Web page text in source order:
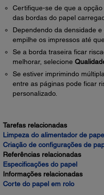
Certifique-se de que a opção
das bordas do papel
Dependendo da densidade
empilhe os impressos até
Se a borda traseira ficar
melhorar, selecione
Se estiver imprimindo
entre as páginas pode ficar
personalizado.
Tarefas relacionadas
Limpeza do alimentador de
Criação de configurações de
Referências relacionadas
Especificações do papel
Informações relacionadas
Corte do papel em rolo